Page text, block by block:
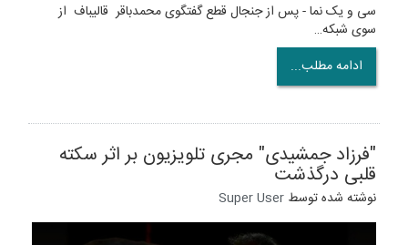
سی و یک نما - پس از جنجال قطع گفتگوی محمدباقر قالیباف از
سوی شبکه…
ادامه مطلب...
"فرزاد جمشیدی" مجری تلویزیون بر اثر سکته
قلبی درگذشت
نوشته شده توسط Super User